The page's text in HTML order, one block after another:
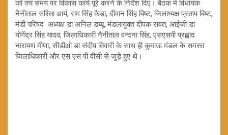
को तय समय पर विकास कार्य पूरे करने के निर्देश दिए। बैठक में विधायक
नैनीताल सरिता आर्य, राम सिंह कैड़ा, दीवान सिंह बिष्ट, जिलाध्यक्ष प्रताप बिष्ट,
मंडी परिषद अध्यक्ष डा अनिल डब्बू, मंडलायुक्त दीपक रावत, आईजी डा
योगेंद्र सिंह यादव, जिलाधिकारी नैनीताल वन्दना सिंह, एसएसपी प्रह्लाद
नारायण मीणा, सीडीओ डा संदीप तिवारी के साथ ही कुमाऊ मंडल के समस्त
जिलाधिकारी और एस एस पी वीसी से जुड़े हुए थे।